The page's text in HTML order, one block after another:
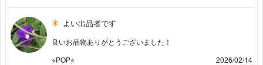
よい出品者です
良いお品物ありがとうございました！
⭐︎POP⭐︎
2026/02/14